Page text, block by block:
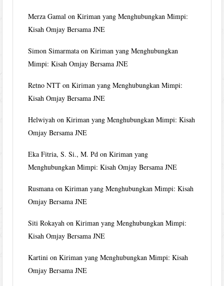
Merza Gamal onKiriman yang Menghubungkan Mimpi:
Kisah Omjay Bersama JNE
Simon Simarmata onKiriman yang Menghubungkan
Mimpi: Kisah Omjay Bersama JNE
Retno NTT onKiriman yang Menghubungkan Mimpi:
Kisah Omjay Bersama JNE
Helwiyah onKiriman yang Menghubungkan Mimpi: Kisah
Omjay Bersama JNE
Eka Fitria, S. Si., M. Pd onKiriman yang
Menghubungkan Mimpi: Kisah Omjay Bersama JNE
Rusmana onKiriman yang Menghubungkan Mimpi: Kisah
Omjay Bersama JNE
Siti Rokayah onKiriman yang Menghubungkan Mimpi:
Kisah Omjay Bersama JNE
Kartini onKiriman yang Menghubungkan Mimpi: Kisah
Omjay Bersama JNE